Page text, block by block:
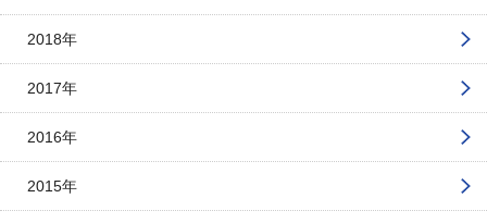
2018年
2017年
2016年
2015年